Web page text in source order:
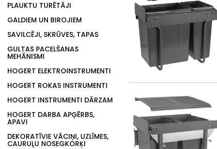
PLAUKTU TURĒTĀJI
GALDIEM UN BIROJIEM
SAVILCĒJI, SKRŪVES, TAPAS
GULTAS PACELŠANAS
MEHĀNISMI
HOGERT ELEKTROINSTRUMENTI
HOGERT ROKAS INSTRUMENTI
HOGERT INSTRUMENTI DĀRZAM
HOGERT DARBA APĢĒRBS,
APAVI
DEKORATĪVIE VĀCIŅI, UZLĪMES,
CAURUĻU NOSEGKORĶI